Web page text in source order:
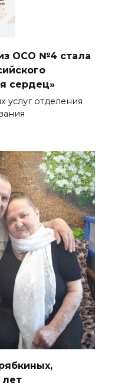
ОСО №4 стала
сердец»
услуг отделения
лет